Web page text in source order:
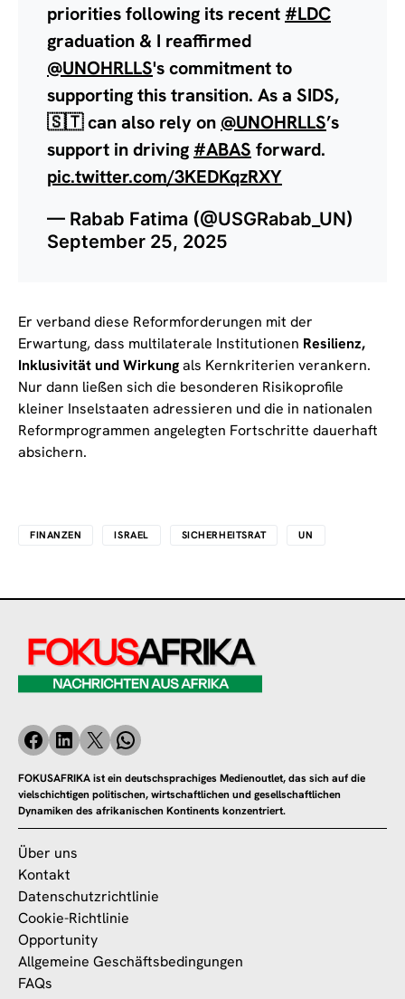
priorities following its recent #LDC
graduation & I reaffirmed
@UNOHRLLS's commitment to
supporting this transition. As a SIDS,
🇸🇹 can also rely on @UNOHRLLS’s
support in driving #ABAS forward.
pic.twitter.com/3KEDKqzRXY
— Rabab Fatima (@USGRabab_UN)
September 25, 2025
Er verband diese Reformforderungen mit der
Erwartung, dass multilaterale Institutionen Resilienz,
Inklusivität und Wirkungals Kernkriterien verankern.
Nur dann ließen sich die besonderen Risikoprofile
kleiner Inselstaaten adressieren und die in nationalen
Reformprogrammen angelegten Fortschritte dauerhaft
absichern.
FINANZEN ISRAEL SICHERHEITSRAT UN
FOKUSAFRIKA ist ein deutschsprachiges Medienoutlet, das sich auf die
vielschichtigen politischen, wirtschaftlichen und gesellschaftlichen
Dynamiken des afrikanischen Kontinents konzentriert.
Über uns
Kontakt
Datenschutzrichtlinie
Cookie-Richtlinie
Opportunity
Allgemeine Geschäftsbedingungen
FAQs